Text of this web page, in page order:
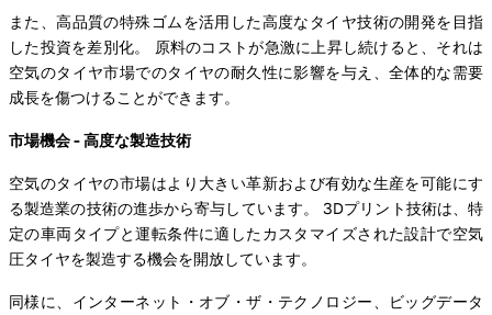
また、高品質の特殊ゴムを活用した高度なタイヤ技術の開発を目指
した投資を差別化。 原料のコストが急激に上昇し続けると、それは
空気のタイヤ市場でのタイヤの耐久性に影響を与え、全体的な需要
成長を傷つけることができます。
市場機会 - 高度な製造技術
空気のタイヤの市場はより大きい革新および有効な生産を可能にす
る製造業の技術の進歩から寄与しています。 3Dプリント技術は、特
定の車両タイプと運転条件に適したカスタマイズされた設計で空気
圧タイヤを製造する機会を開放しています。
同様に、インターネット・オブ・ザ・テクノロジー、ビッグデータ